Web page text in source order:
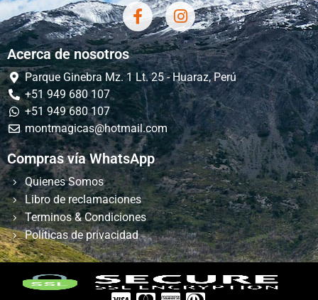
Acerca de nosotros
Parque Ginebra Mz. 1 Lt. 25 - Huaraz, Perú
+51 949 680 107
+51 949 680 107
montmagicas@hotmail.com
Compras vía WhatsApp
Quienes Somos
Libro de reclamaciones
Terminos & Condiciones
Políticas de privacidad